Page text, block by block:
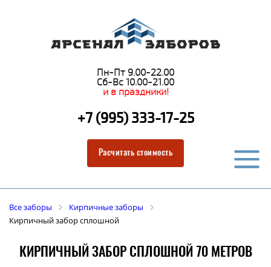
Пн-Пт 9.00-22.00
Сб-Вс 10.00-21.00
и в праздники!
+7 (995) 333-17-25
Расчитать стоимость
Все заборы
Кирпичные заборы
Кирпичный забор сплошной
КИРПИЧНЫЙ ЗАБОР СПЛОШНОЙ 70 МЕТРОВ